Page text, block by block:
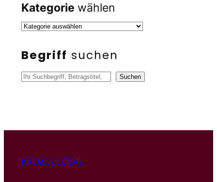
Kategorie wählen
Begriff suchen
S
n
Suchen
KREMER LEGAL